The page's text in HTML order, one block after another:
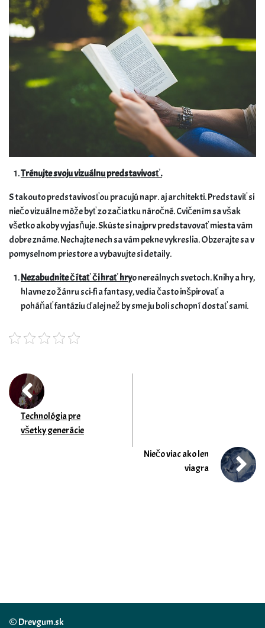
Trénujte svoju vizuálnu predstavivosť.
S takouto predstavivosťou pracujú napr. aj architekti. Predstaviť si
niečo vizuálne môže byť zo začiatku náročné. Cvičením sa však
všetko akoby vyjasňuje. Skúste si najprv predstavovať miesta vám
dobre známe. Nechajte nech sa vám pekne vykreslia. Obzerajte sa v
pomyselnom priestore a vybavujte si detaily.
Nezabudnite čítať či hrať hryo nereálnych svetoch. Knihy a hry,
hlavne zo žánru sci-fi a fantasy, vedia často inšpirovať a
poháňať fantáziu ďalej než by sme ju boli schopní dostať sami.
Technológia pre
všetky generácie
Niečo viac ako len
viagra
© Drevgum.sk